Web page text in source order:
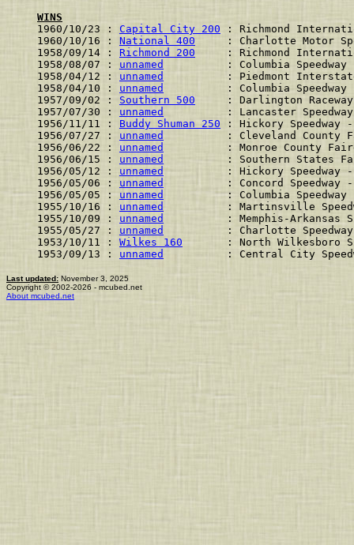
WINS
1960/10/23 : Capital City 200 : Richmond
1960/10/16 : National 400
: Charlotte
1958/09/14 : Richmond 200
: Richmond
1958/08/07 : unnamed
: Columbia
1958/04/12 : unnamed
: Piedmont
1958/04/10 : unnamed
: Columbia
1957/09/02 : Southern 500
: Darlington
1957/07/30 : unnamed
: Lancaster
1956/11/11 : Buddy Shuman 250 : Hickory
1956/07/27 : unnamed
: Cleveland
1956/06/22 : unnamed
: Monroe County
1956/06/15 : unnamed
: Southern
1956/05/12 : unnamed
: Hickory
1956/05/06 : unnamed
: Concord
1956/05/05 : unnamed
: Columbia
1955/10/16 : unnamed
: Martinsville
1955/10/09 : unnamed
: Memphis-
1955/05/27 : unnamed
: Charlotte
1953/10/11 : Wilkes 160
: North Wilkesboro
1953/09/13 : unnamed
: Central
Last updated: November 3, 2025
Copyright © 2002-2026 - mcubed.net
About mcubed.net